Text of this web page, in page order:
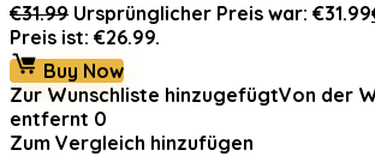
€31.99 Ursprünglicher Preis war: €31.99
Preis ist: €26.99.
Buy Now
Zur Wunschliste hinzugefügtVon der
entfernt 0
Zum Vergleich hinzufügen